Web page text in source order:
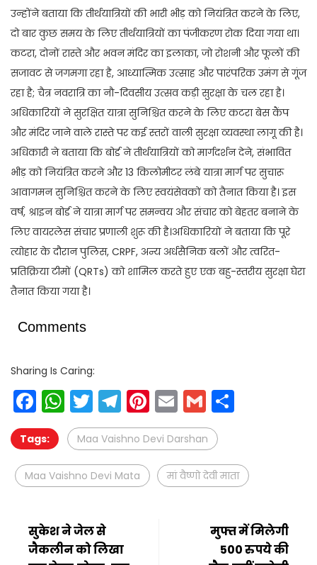
उन्होंने बताया कि तीर्थयात्रियों की भारी भीड़ को नियंत्रित करने के लिए,
दो बार कुछ समय के लिए तीर्थयात्रियों का पंजीकरण रोक दिया गया था।
कटरा, दोनों रास्ते और भवन मंदिर का इलाका, जो रोशनी और फूलों की
सजावट से जगमगा रहा है, आध्यात्मिक उत्साह और पारंपरिक उमंग से गूंज
रहा है; चैत्र नवरात्रि का नौ-दिवसीय उत्सव कड़ी सुरक्षा के चल रहा है।
अधिकारियों ने सुरक्षित यात्रा सुनिश्चित करने के लिए कटरा बेस कैंप
और मंदिर जाने वाले रास्ते पर कई स्तरों वाली सुरक्षा व्यवस्था लागू की है।
अधिकारी ने बताया कि बोर्ड ने तीर्थयात्रियों को मार्गदर्शन देने, संभावित
भीड़ को नियंत्रित करने और 13 किलोमीटर लंबे यात्रा मार्ग पर सुचारू
आवागमन सुनिश्चित करने के लिए स्वयंसेवकों को तैनात किया है। इस
वर्ष, श्राइन बोर्ड ने यात्रा मार्ग पर समन्वय और संचार को बेहतर बनाने के
लिए वायरलेस संचार प्रणाली शुरू की है।अधिकारियों ने बताया कि पूरे
त्योहार के दौरान पुलिस, CRPF, अन्य अर्धसैनिक बलों और त्वरित-
प्रतिक्रिया टीमों (QRTs) को शामिल करते हुए एक बहु-स्तरीय सुरक्षा घेरा
तैनात किया गया है।
Comments
Sharing Is Caring:
Facebook
WhatsApp
Twitter
Telegram
Pinterest
EmailGmail
Tags: Maa Vaishno Devi Darshan
Maa Vaishno Devi Mata मां वैष्णो देवी माता
सुकेश ने जेल से
जैकलीन को लिखा
मुफ्त में मिलेगी
500 रुपये की